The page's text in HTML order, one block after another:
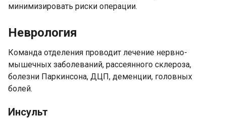
минимизировать риски операции.
Неврология
Команда отделения проводит лечение нервно-
мышечных заболеваний, рассеянного склероза,
болезни Паркинсона, ДЦП, деменции, головных
болей.
Инсульт